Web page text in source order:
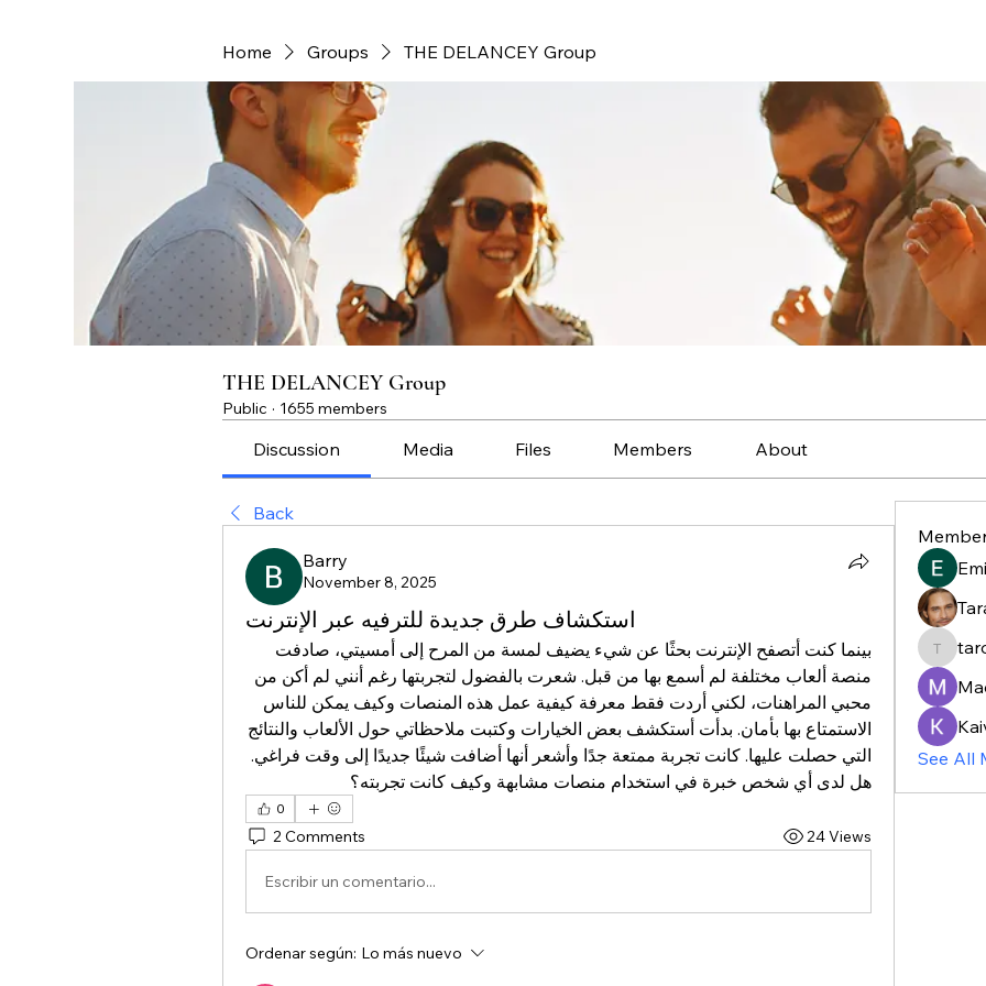
Home Groups THE DELANCEY Group
THE DELANCEY Group
Public · 1655 members
Discussion Media Files Members About
Back
Barry
November 8, 2025
استكشاف طرق جديدة للترفيه عبر الإنترنت
هل لدى أي شخص خبرة في استخدام منصات مشابهة وكيف كانت تجربته؟
0
2 Comments 24 Views
Escribir un comentario...
Ordenar según: Lo más nuevo
See All